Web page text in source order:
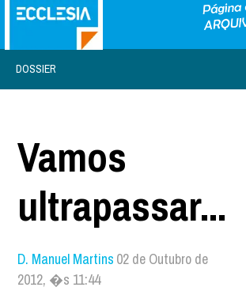
DOSSIER
Vamos
ultrapassar...
D. Manuel Martins 02 de Outubro de
2012, �s 11:44